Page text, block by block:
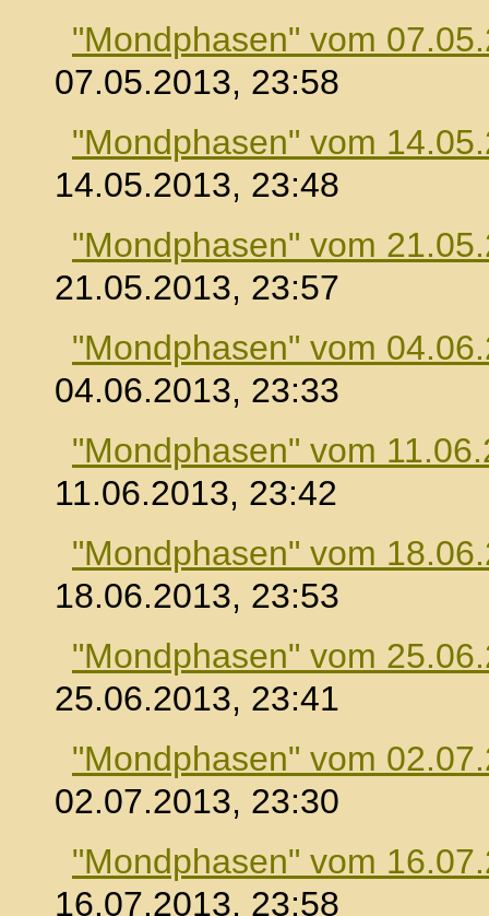
"Mondphasen" vom
07.05.2013, 23:58
"Mondphasen" vom
14.05.2013, 23:48
"Mondphasen" vom
21.05.2013, 23:57
"Mondphasen" vom
04.06.2013, 23:33
"Mondphasen" vom
11.06.2013, 23:42
"Mondphasen" vom
18.06.2013, 23:53
"Mondphasen" vom
25.06.2013, 23:41
"Mondphasen" vom
02.07.2013, 23:30
"Mondphasen" vom
16.07.2013, 23:58